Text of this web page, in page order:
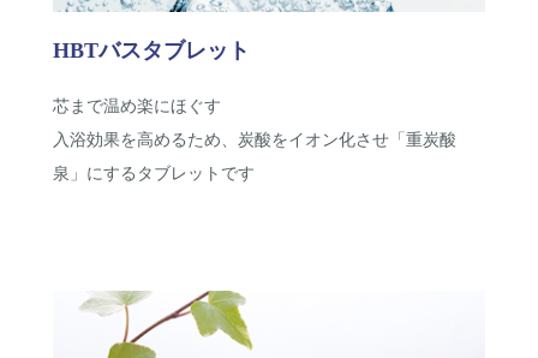
HBTバスタブレット
芯まで温め楽にほぐす
入浴効果を高めるため、炭酸をイオン化させ「重炭酸
泉」にするタブレットです